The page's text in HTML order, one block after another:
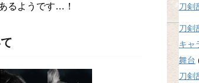
るようです…！
刀剣
刀剣
キャ
舞台
刀剣